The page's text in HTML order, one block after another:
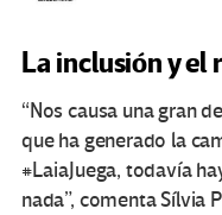
La inclusión y el
“Nos causa una gran
que ha generado la
#LaiaJuega, todavía
nada”, comenta Sílvia